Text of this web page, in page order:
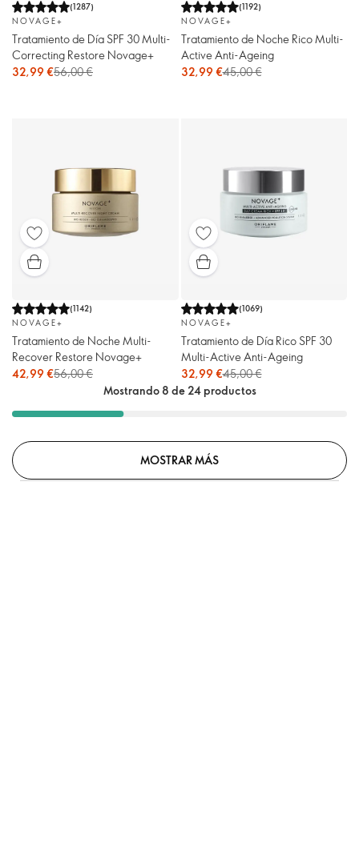
(1287)
NOVAGE+
Tratamiento de Día SPF 30 Multi-
Correcting Restore Novage+
32,99 €56,00 €
(1192)
NOVAGE+
Tratamiento de Noche Rico Multi-
Active Anti-Ageing
32,99 €45,00 €
(1142)
NOVAGE+
Tratamiento de Noche Multi-
Recover Restore Novage+
42,99 €56,00 €
(1069)
NOVAGE+
Tratamiento de Día Rico SPF 30
Multi-Active Anti-Ageing
32,99 €45,00 €
Mostrando 8 de 24 productos
MOSTRAR MÁS